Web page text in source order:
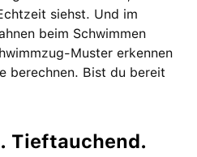
siehst. Und im
beim Schwimmen
Muster erkennen
berechnen. Bist du bereit
Tieftauchend.